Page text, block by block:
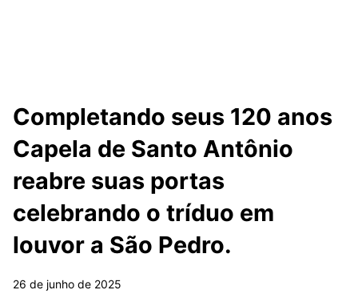
Completando seus 120 anos
Capela de Santo Antônio
reabre suas portas
celebrando o tríduo em
louvor a São Pedro.
26 de junho de 2025